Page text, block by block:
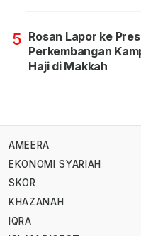
5 Rosan Lapor ke
Perkembangan
Haji di Makkah
AMEERA
EKONOMI SYARIAH
SKOR
KHAZANAH
IQRA